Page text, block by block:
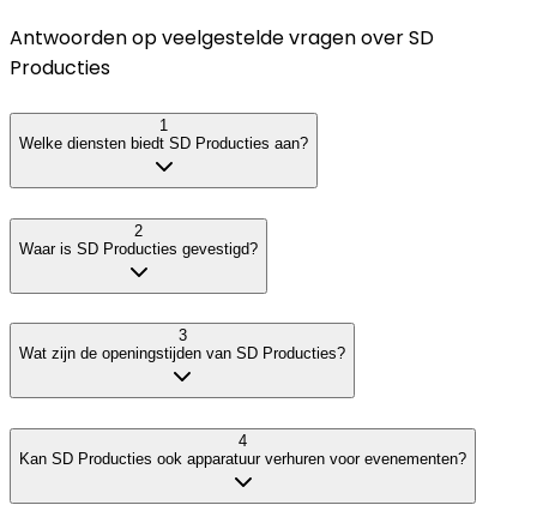
Antwoorden op veelgestelde vragen overSD
Producties
1
Welke diensten biedt SD Producties aan?
2
Waar is SD Producties gevestigd?
3
Wat zijn de openingstijden van SD Producties?
4
Kan SD Producties ook apparatuur verhuren voor evenementen?